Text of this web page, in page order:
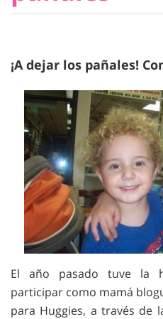
¡A dejar los pañales!
El año pasado tuve la
participar como mamá
para Huggies, a través de